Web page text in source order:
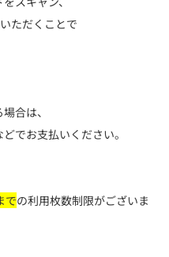
ただくことで
合は、
でお支払いください。
での利用枚数制限がございま